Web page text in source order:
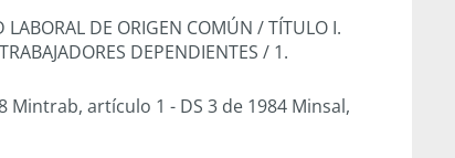
LABORAL DE ORIGEN COMÚN /TÍTULO I.
DEPENDIENTES / 1.
Mintrab, artículo 1 - DS 3 de 1984 Minsal,